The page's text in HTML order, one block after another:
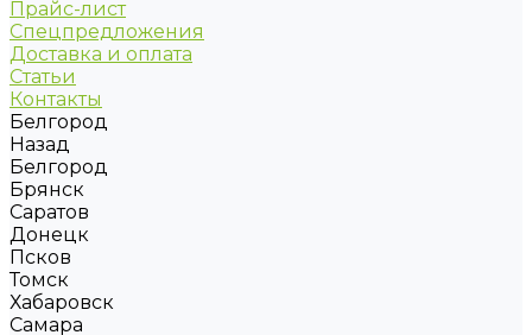
Прайс-лист
Спецпредложения
Доставка и оплата
Статьи
Контакты
Белгород
Назад
Белгород
Брянск
Саратов
Донецк
Псков
Томск
Хабаровск
Самара